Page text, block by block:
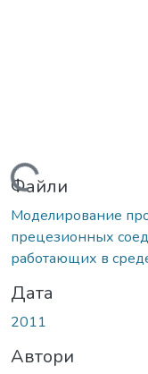
Вантажиться...
Файли
Моделирование
прецезионных
работающих в
Дата
2011
Автори